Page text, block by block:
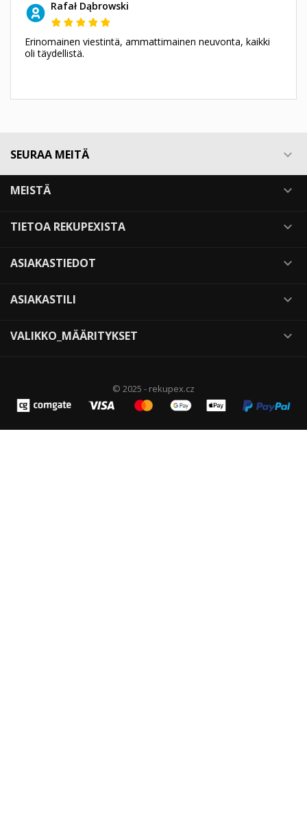
Rafał Dąbrowski
Erinomainen viestintä, ammattimainen neuvonta, kaikki
oli täydellistä.
SEURAA MEITÄ 
MEISTÄ 
TIETOA REKUPEXISTA 
ASIAKASTIEDOT 
ASIAKASTILI 
VALIKKO_MÄÄRITYKSET 
© 2025 - rekupex.cz